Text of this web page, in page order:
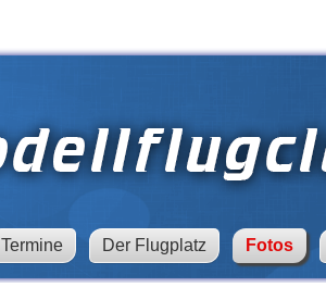
Termine Der Flugplatz Fotos